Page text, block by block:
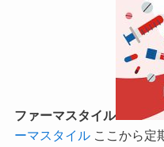
ファーマスタイル
ーマスタイル ここから定